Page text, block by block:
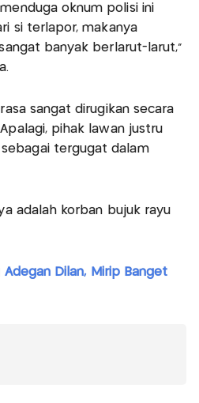
oknum polisi ini
si terlapor, makanya
banyak berlarut-larut,"
sangat dirugikan secara
pihak lawan justru
tergugat dalam
adalah korban bujuk rayu
Dilan, Mirip Banget